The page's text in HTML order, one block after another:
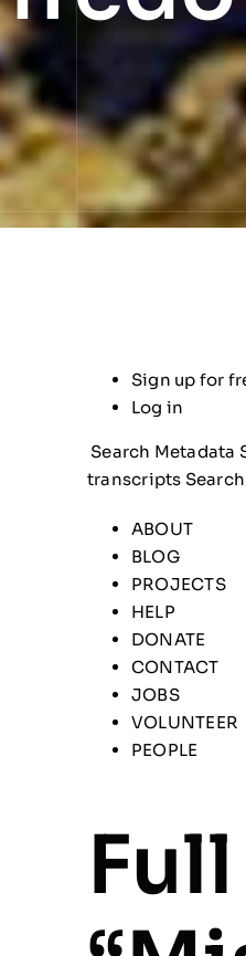
Sign up for
Log in
Search Metadata
transcripts
ABOUT
BLOG
PROJECTS
HELP
DONATE
CONTACT
JOBS
VOLUNTEER
PEOPLE